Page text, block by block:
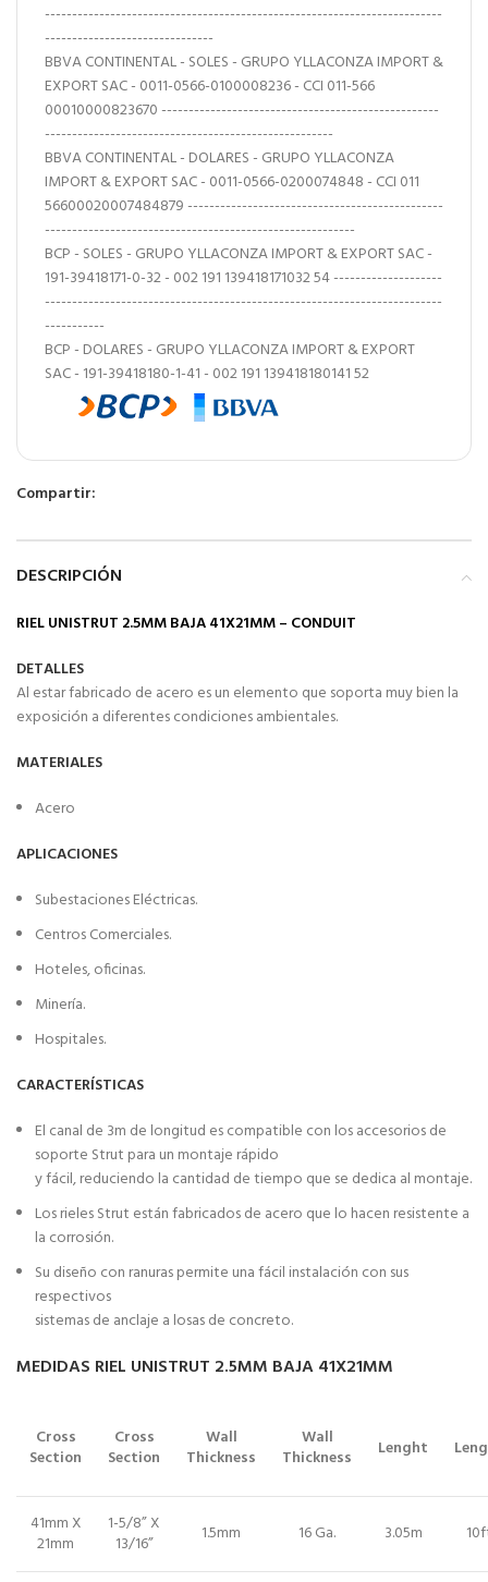
-------------------------------------------------------------------------
-------------------------------
BBVA CONTINENTAL - SOLES - GRUPO YLLACONZA IMPORT &
EXPORT SAC - 0011-0566-0100008236 - CCI 011-566
00010000823670 ---------------------------------------------------
-----------------------------------------------------
BBVA CONTINENTAL - DOLARES - GRUPO YLLACONZA
IMPORT & EXPORT SAC - 0011-0566-0200074848 - CCI 011
56600020007484879 -----------------------------------------------
---------------------------------------------------------
BCP - SOLES - GRUPO YLLACONZA IMPORT & EXPORT SAC -
191-39418171-0-32 - 002 191 139418171032 54 --------------------
-------------------------------------------------------------------------
-----------
BCP - DOLARES - GRUPO YLLACONZA IMPORT & EXPORT
SAC - 191-39418180-1-41 - 002 191 139418180141 52
Compartir:
DESCRIPCIÓN
RIEL UNISTRUT 2.5MM BAJA 41X21MM – CONDUIT
DETALLES
Al estar fabricado de acero es un elemento que soporta muy bien la
exposición a diferentes condiciones ambientales.
MATERIALES
Acero
APLICACIONES
Subestaciones Eléctricas.
Centros Comerciales.
Hoteles, oficinas.
Minería.
Hospitales.
CARACTERÍSTICAS
El canal de 3m de longitud es compatible con los accesorios de
soporte Strut para un montaje rápido
y fácil, reduciendo la cantidad de tiempo que se dedica al montaje.
Los rieles Strut están fabricados de acero que lo hacen resistente a
la corrosión.
Su diseño con ranuras permite una fácil instalación con sus
respectivos
sistemas de anclaje a losas de concreto.
MEDIDAS RIEL UNISTRUT 2.5MM BAJA 41X21MM
Cross
Section
Cross
Section
Wall
Thickness
Wall
Thickness
Lenght
41mm X
21mm
1-5/8” X
13/16”
1.5mm 16 Ga. 3.05m